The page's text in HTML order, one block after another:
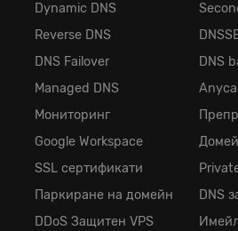
Dynamic DNS
Reverse DNS
DNS Failover
Managed DNS
Мониторинг
Google Workspace
SSL сертификати
Паркиране на домейн
DDoS Защитен VPS
DNS
DNS